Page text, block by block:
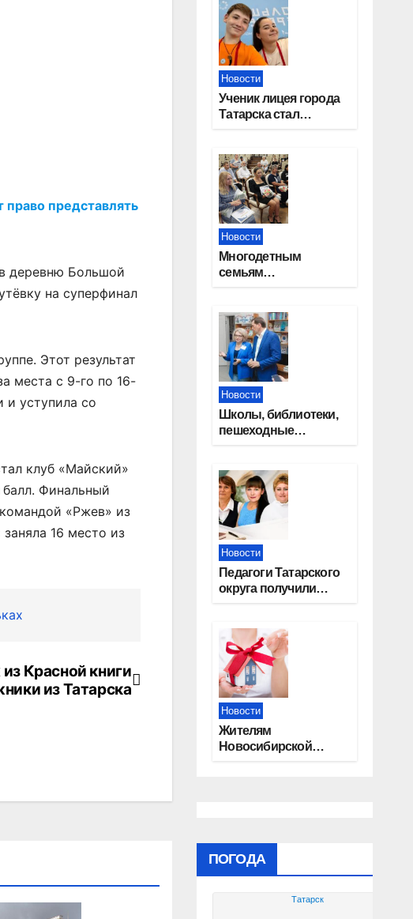
представлять
деревню Большой
на суперфинал
Этот результат
места с 9-го по 16-
и уступила со
клуб «Майский»
Финальный
«Ржев» из
16 место из
Красной книги
из Татарска
отрасли
Новости
Ученик лицея города
Татарска стал
Новости
Многодетным
семьям
сертификаты на
приобретение
автомобилей
Новости
Школы, библиотеки,
пешеходные
«Единой России»
контролируют
работы на
социальных
объектах
Новости
Педагоги Татарского
округа получили
Новости
Жителям
Новосибирской
ПОГОДА
Татарск